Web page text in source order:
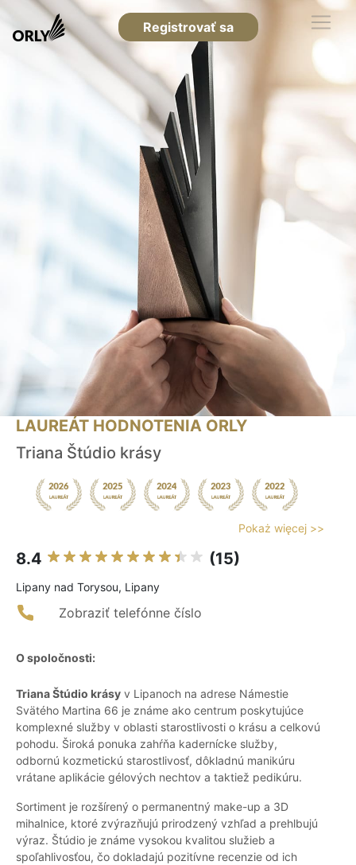
Registrovať sa
LAUREÁT HODNOTENIA ORLY
Triana Štúdio krásy
Pokaż więcej >>
8.4 (15)
Lipany nad Torysou, Lipany
Zobraziť telefónne číslo
O spoločnosti:
Triana Štúdio krásy v Lipanoch na adrese Námestie
Svätého Martina 66 je známe ako centrum poskytujúce
komplexné služby v oblasti starostlivosti o krásu a celkovú
pohodu. Široká ponuka zahŕňa kadernícke služby,
odbornú kozmetickú starostlivosť, dôkladnú manikúru
vrátane aplikácie gélových nechtov a taktiež pedikúru.
Sortiment je rozšírený o permanentný make-up a 3D
mihalnice, ktoré zvýrazňujú prirodzený vzhľad a prehlbujú
výraz. Štúdio je známe vysokou kvalitou služieb a
spoľahlivosťou, čo dokladajú pozitívne recenzie od ich